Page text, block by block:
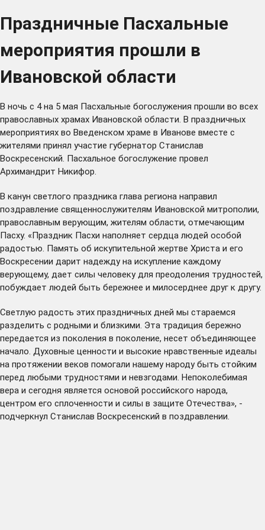
Праздничные Пасхальные
мероприятия прошли в
Ивановской области
В ночь с 4 на 5 мая Пасхальные богослужения прошли во всех
православных храмах Ивановской области. В праздничных
мероприятиях во Введенском храме в Иванове вместе с
жителями принял участие губернатор Станислав
Воскресенский. Пасхальное богослужение провел
Архимандрит Никифор.
В канун светлого праздника глава региона направил
поздравление священнослужителям Ивановской митрополии,
православным верующим, жителям области, отмечающим
Пасху. «Праздник Пасхи наполняет сердца людей особой
радостью. Память об искупительной жертве Христа и его
Воскресении дарит надежду на искупление каждому
верующему, дает силы человеку для преодоления трудностей,
побуждает людей быть бережнее и милосерднее друг к другу.
Светлую радость этих праздничных дней мы стараемся
разделить с родными и близкими. Эта традиция бережно
передается из поколения в поколение, несет объединяющее
начало. Духовные ценности и высокие нравственные идеалы
на протяжении веков помогали нашему народу быть стойким
перед любыми трудностями и невзгодами. Непоколебимая
вера и сегодня является основой российского народа,
центром его сплоченности и силы в защите Отечества», -
подчеркнул Станислав Воскресенский в поздравлении.